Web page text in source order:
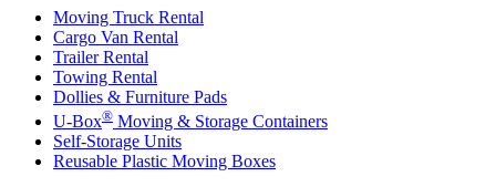
Moving Truck Rental
Cargo Van Rental
Trailer Rental
Towing Rental
Dollies & Furniture Pads
U-Box® Moving & Storage Containers
Self-Storage Units
Reusable Plastic Moving Boxes